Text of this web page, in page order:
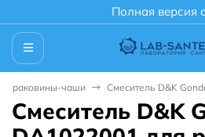
Полная версия
раковины-чаши Смеситель D&K
Смеситель D&K